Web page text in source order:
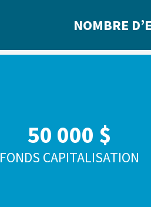
NOMBRE
50 000 $
FONDS CAPITALISATION